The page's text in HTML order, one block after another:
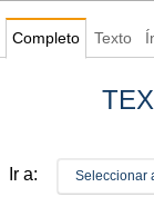
Completo Texto
Ir a: Seleccionar